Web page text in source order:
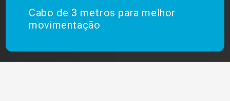
Cabo de 3 metros para melhor
movimentação